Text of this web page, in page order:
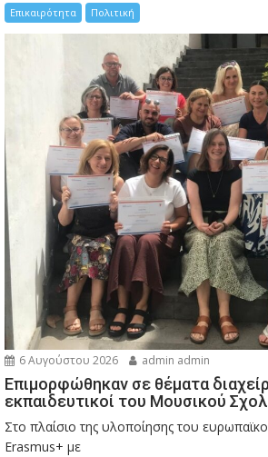
Επικαιρότητα Πολιτική
6 Αυγούστου 2026 admin admin
Eπιμορφώθηκαν σε θέματα
εκπαιδευτικοί του Μουσικού
Στο πλαίσιο της υλοποίησης του
Erasmus+ με